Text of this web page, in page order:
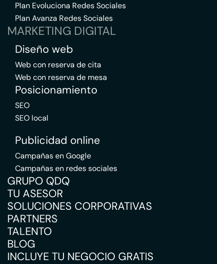
Plan Evoluciona Redes Sociales
Plan Avanza Redes Sociales
MARKETING DIGITAL
Diseño web
Web con reserva de cita
Web con reserva de mesa
Posicionamiento
SEO
SEO local
Publicidad online
Campañas en Google
Campañas en redes sociales
GRUPO QDQ
TU ASESOR
SOLUCIONES CORPORATIVAS
PARTNERS
TALENTO
BLOG
INCLUYE TU NEGOCIO GRATIS